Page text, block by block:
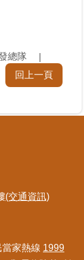
總隊
回上一頁
(交通資訊)
家熱線 1999